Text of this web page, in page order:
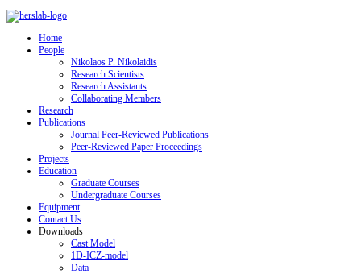
Home
People
Nikolaos P. Nikolaidis
Research Scientists
Research Assistants
Collaborating Members
Research
Publications
Journal Peer-Reviewed Publications
Peer-Reviewed Paper Proceedings
Projects
Education
Graduate Courses
Undergraduate Courses
Equipment
Contact Us
Downloads
Cast Model
1D-ICZ-model
Data